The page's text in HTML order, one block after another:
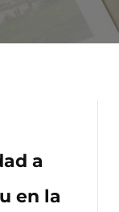
a
en la